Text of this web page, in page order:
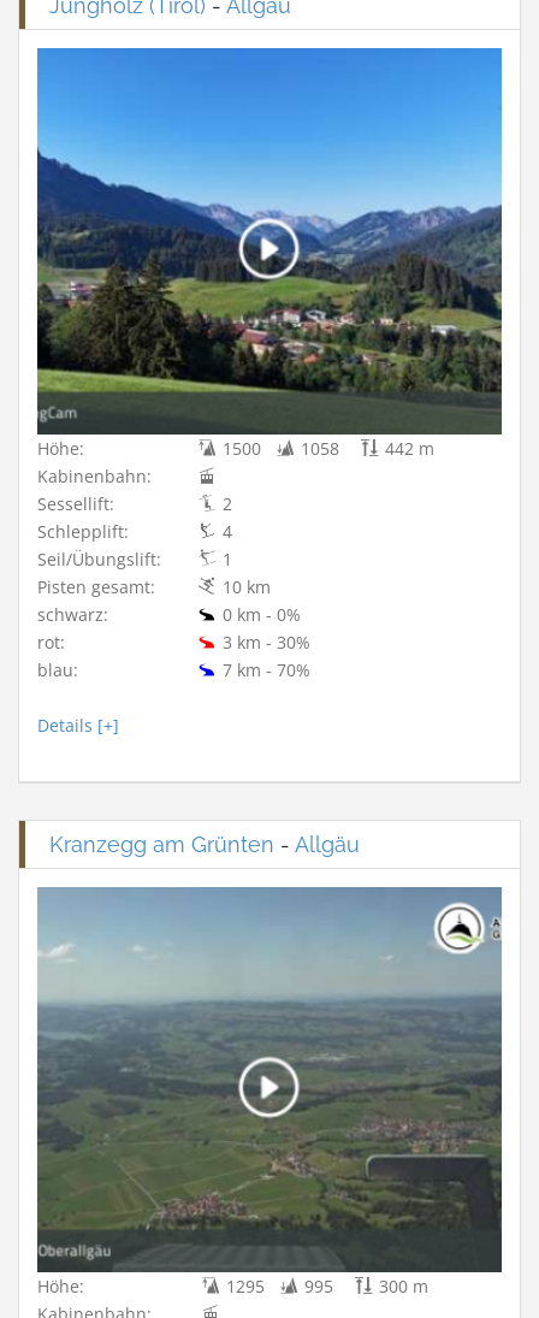
Jungholz (Tirol) - Allgäu
Höhe: 1500 1058
442 m
Kabinenbahn:
Sessellift:
2
Schlepplift:
4
Seil/Übungslift:
1
Pisten gesamt:
10 km
schwarz:
0 km - 0%
rot:
3 km - 30%
blau:
7 km - 70%
Details [+]
Kranzegg am Grünten - Allgäu
Höhe: 1295 995
300 m